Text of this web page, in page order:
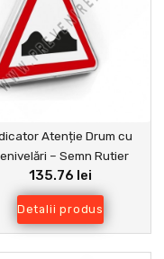
Atenție Drum cu
– Semn Rutier
Siguranța Traficului
135.76 lei
Detalii produs